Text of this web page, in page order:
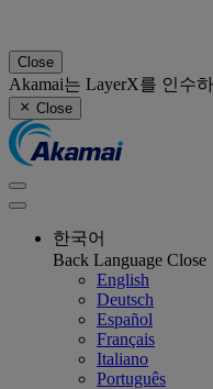
Close
Akamai는 LayerX를 인수
Close
한국어
Back Language Close
English
Deutsch
Español
Français
Italiano
Português